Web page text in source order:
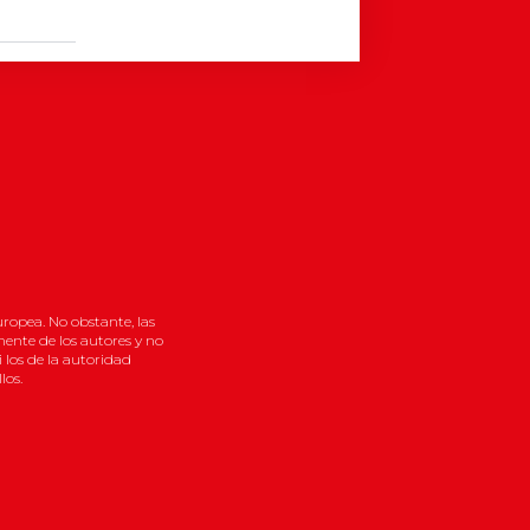
No obstante, las
de los autores y no
los de la autoridad